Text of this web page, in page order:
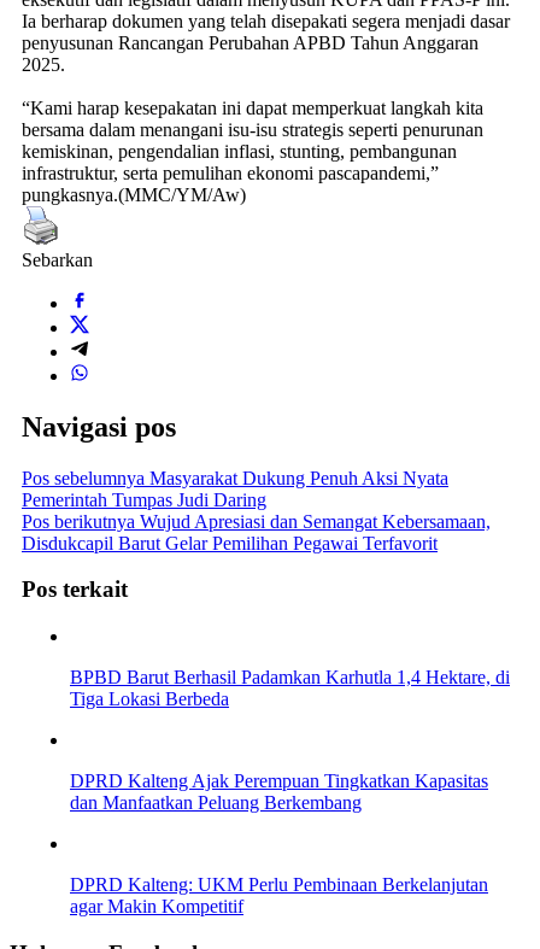
Ia berharap dokumen yang telah disepakati segera menjadi dasar
penyusunan Rancangan Perubahan APBD Tahun Anggaran
2025.
“Kami harap kesepakatan ini dapat memperkuat langkah kita
bersama dalam menangani isu-isu strategis seperti penurunan
kemiskinan, pengendalian inflasi, stunting, pembangunan
infrastruktur, serta pemulihan ekonomi pascapandemi,”
pungkasnya.(MMC/YM/Aw)
Sebarkan
Navigasi pos
Pos sebelumnya Masyarakat Dukung Penuh Aksi Nyata
Pemerintah Tumpas Judi Daring
Pos berikutnya Wujud Apresiasi dan Semangat Kebersamaan,
Disdukcapil Barut Gelar Pemilihan Pegawai Terfavorit
Pos terkait
BPBD Barut Berhasil Padamkan Karhutla 1,4 Hektare, di
Tiga Lokasi Berbeda
DPRD Kalteng Ajak Perempuan Tingkatkan Kapasitas
dan Manfaatkan Peluang Berkembang
DPRD Kalteng: UKM Perlu Pembinaan Berkelanjutan
agar Makin Kompetitif